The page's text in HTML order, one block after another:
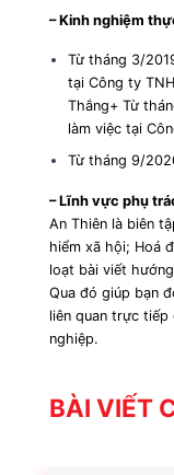
– Kinh nghiệm
Từ tháng 3/
tại Công ty
Thắng+ Từ
làm việc tại
Từ tháng 9/
– Lĩnh vực phụ
An Thiên là biên
hiểm xã hội; Hoá
loạt bài viết
Qua đó giúp bạn
liên quan trực tiếp
nghiệp.
BÀI VIẾT